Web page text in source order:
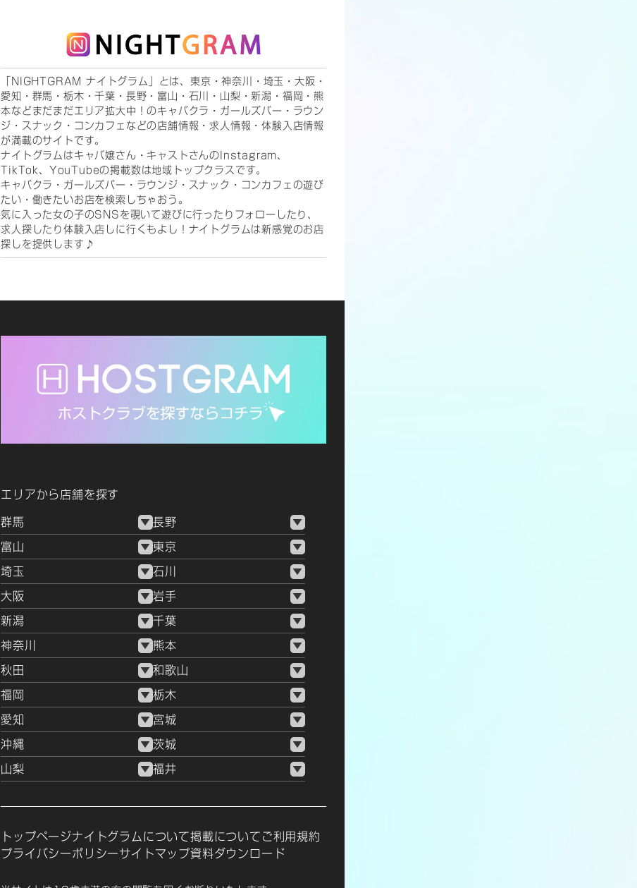
「NIGHTGRAM ナイトグラム」とは、東京・神奈川・埼玉・大阪・
愛知・群馬・栃木・千葉・長野・富山・石川・山梨・新潟・福岡・熊
本などまだまだエリア拡大中！のキャバクラ・ガールズバー・ラウン
ジ・スナック・コンカフェなどの店舗情報・求人情報・体験入店情報
が満載のサイトです。
ナイトグラムはキャバ嬢さん・キャストさんのInstagram、
TikTok、YouTubeの掲載数は地域トップクラスです。
キャバクラ・ガールズバー・ラウンジ・スナック・コンカフェの遊び
たい・働きたいお店を検索しちゃおう。
気に入った女の子のSNSを覗いて遊びに行ったりフォローしたり、
求人探したり体験入店しに行くもよし！ナイトグラムは新感覚のお店
探しを提供します♪
エリアから店舗を探す
群馬 長野
富山 東京
埼玉 石川
大阪 岩手
新潟 千葉
神奈川 熊本
秋田 和歌山
福岡 栃木
愛知 宮城
沖縄 茨城
山梨 福井
トップページナイトグラムについて掲載について ご利用規約
プライバシーポリシーサイトマップ資料ダウンロード